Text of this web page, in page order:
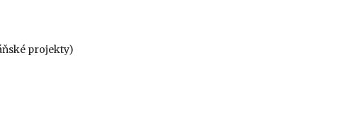
projekty)